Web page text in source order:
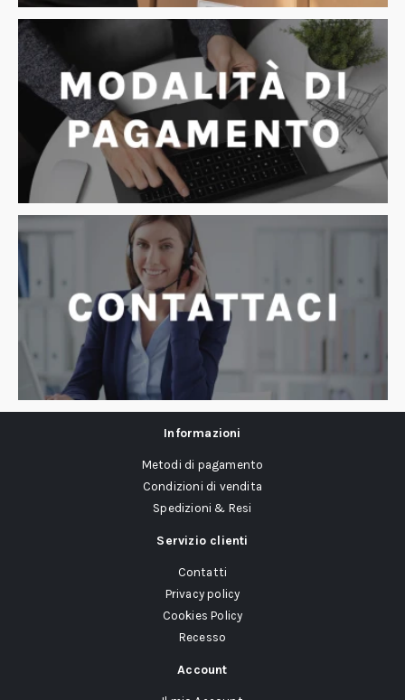
Informazioni
Metodi di pagamento
Condizioni di vendita
Spedizioni & Resi
Servizio clienti
Contatti
Privacy policy
Cookies Policy
Recesso
Account